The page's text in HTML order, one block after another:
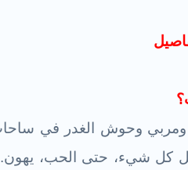
ومربي وحوش الغدر في
كل شيء، حتى الحب، يهون.